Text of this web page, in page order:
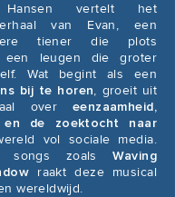
vertelt het
van Evan, een
tiener die plots
een leugen die groter
Wat begint als een
bij te horen, groeit uit
over eenzaamheid,
en de zoektocht naar
vol sociale media.
songs zoalsWaving
raaktdeze musical
wereldwijd.